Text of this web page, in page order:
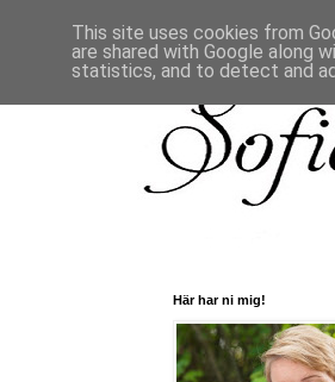
Här har ni mig!
This site uses cookies from
are shared with Google along
statistics, and to detect and